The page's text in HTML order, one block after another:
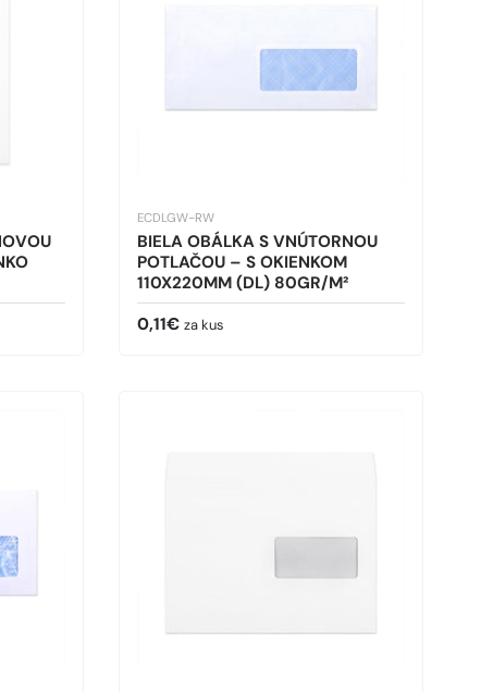
ECDLGW-RW
BIELA OBÁLKA S VNÚTORNOU
POTLAČOU – S OKIENKOM
110X220MM (DL) 80GR/M²
Bežná cena
0,11€ za kus